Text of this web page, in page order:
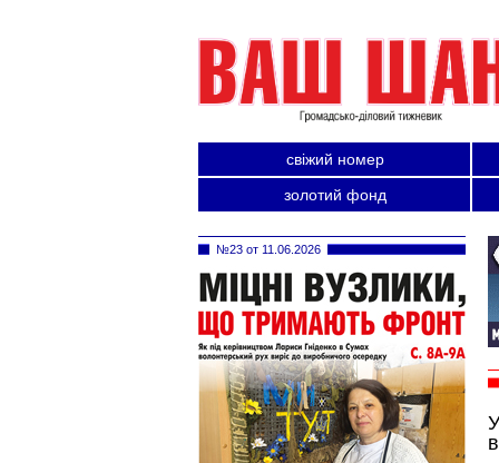
свіжий номер
золотий фонд
№23 от 11.06.2026